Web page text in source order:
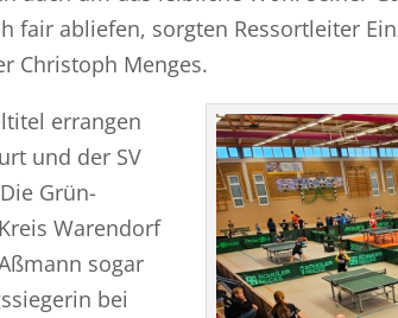
fair abliefen, sorgten Ressortleiter
Christoph Menges.
errangen
und der SV
Grün-
Warendorf
sogar
bei